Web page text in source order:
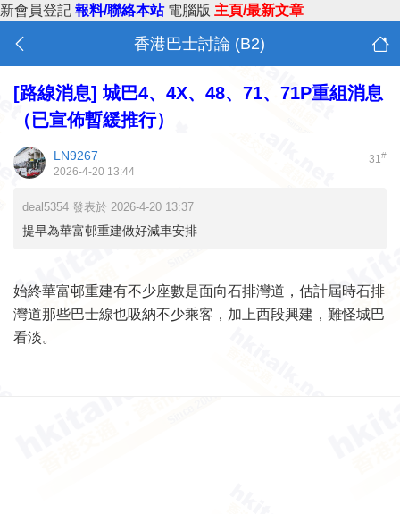
新會員登記 報料/聯絡本站 電腦版 主頁/最新文章
香港巴士討論 (B2)
[路線消息] 城巴4、4X、48、71、71P重組消息
（已宣佈暫緩推行）
31#
LN9267
2026-4-20 13:44
deal5354 發表於 2026-4-20 13:37
提早為華富邨重建做好減車安排
始終華富邨重建有不少座數是面向石排灣道，估計屆時石排
灣道那些巴士線也吸納不少乘客，加上西段興建，難怪城巴
看淡。